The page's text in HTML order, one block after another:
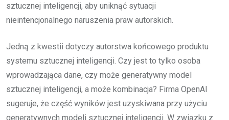
sztucznej inteligencji, aby uniknąć sytuacji
nieintencjonalnego naruszenia praw autorskich.
Jedną z kwestii dotyczy autorstwa końcowego produktu
systemu sztucznej inteligencji. Czy jest to tylko osoba
wprowadzająca dane, czy może generatywny model
sztucznej inteligencji, a może kombinacja? Firma OpenAI
sugeruje, że część wyników jest uzyskiwana przy użyciu
generatywnych modeli sztucznej inteligencji. W związku z